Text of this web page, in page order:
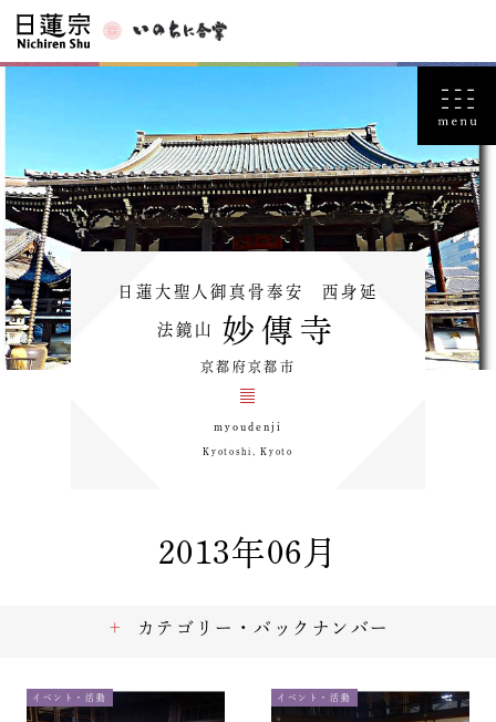
日蓮大聖人御真骨奉安 西身延
法鏡山 妙傳寺
京都府京都市
myoudenji
Kyotoshi, Kyoto
2013年06月
イベント・活動 イベント・活動
カテゴリー・バックナンバー